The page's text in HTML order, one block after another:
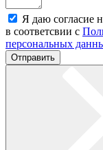
Я даю согласие
в соответсвии с
персональных
Отправить